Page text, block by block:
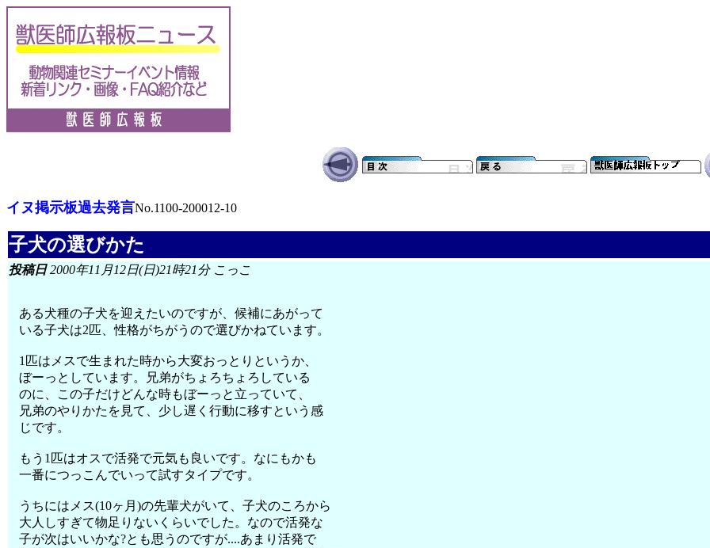
イヌ掲示板過去発言No.1100-200012-10
子犬の選びかた
投稿日2000年11月12日(日)21時21分 こっこ
ある犬種の子犬を迎えたいのですが、候補にあがって
いる子犬は2匹、性格がちがうので選びかねています。
1匹はメスで生まれた時から大変おっとりというか、
ぼーっとしています。兄弟がちょろちょろしている
のに、この子だけどんな時もぼーっと立っていて、
兄弟のやりかたを見て、少し遅く行動に移すという感
じです。
もう1匹はオスで活発で元気も良いです。なにもかも
一番につっこんでいって試すタイプです。
うちにはメス(10ヶ月)の先輩犬がいて、子犬のころから
大人しすぎて物足りないくらいでした。なので活発な
子が次はいいかな?とも思うのですが....あまり活発で